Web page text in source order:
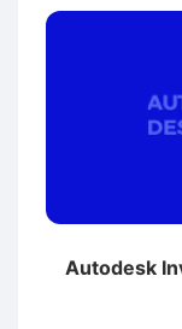
Autodesk